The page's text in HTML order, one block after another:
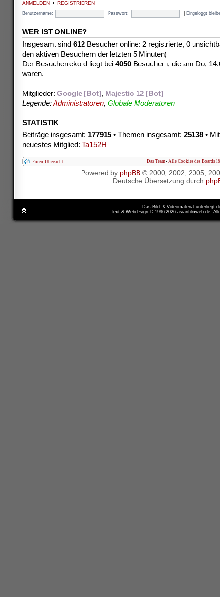
ANMELDEN • REGISTRIEREN
Benutzername: Passwort: Eingeloggt
WER IST ONLINE?
Insgesamt sind 612 Besucher online: 2 registrierte, 0
den aktiven Besuchern der letzten 5 Minuten)
Der Besucherrekord liegt bei 4050 Besuchern, die am Do,
waren.
Mitglieder: Google [Bot], Majestic-12 [Bot]
Legende:Administratoren, Globale Moderatoren
STATISTIK
Beiträge insgesamt: 177915 • Themen insgesamt: 25138 •
neuestes Mitglied: Ta152H
Foren-Übersicht Das Team • Alle Cookies des Boards
Powered by phpBB© 2000, 2002, 2005,
Deutsche Übersetzung durch
Das Bild- & Videomaterial unterliegt
Text & Webdesign © 1996-2026 asianfilmweb.de.